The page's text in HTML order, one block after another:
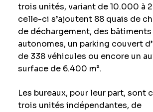
trois unités, variant de 10.000 à
celle-ci s’ajoutent 88 quais de
de déchargement, des
autonomes, un parking couvert
de 338 véhicules ou encore un
surface de 6.400 m².
Les bureaux, pour leur part, sont
trois unités indépendantes, de